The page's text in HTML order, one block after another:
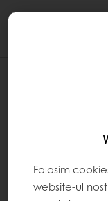
Folosim
website-ul